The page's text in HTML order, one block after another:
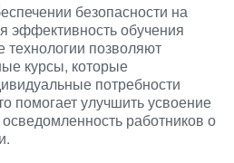
безопасности на
эффективность обучения
позволяют
курсы, которые
потребности
помогает улучшить усвоение
работников о